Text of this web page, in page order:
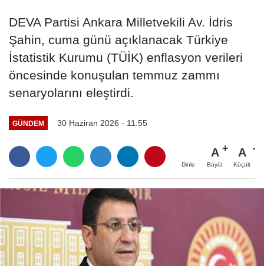
DEVA Partisi Ankara Milletvekili Av. İdris
Şahin, cuma günü açıklanacak Türkiye
İstatistik Kurumu (TÜİK) enflasyon verileri
öncesinde konuşulan temmuz zammı
senaryolarını eleştirdi.
GÜNDEM 30 Haziran 2026 - 11:55
Dinle
A
Büyüt
A
Küçült